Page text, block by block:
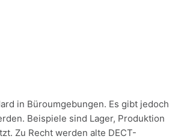
in Büroumgebungen. Es gibt jedoch
Beispiele sind Lager, Produktion
Zu Recht werden alte DECT-